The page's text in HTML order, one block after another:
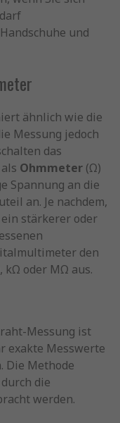
und
ähnlich wie die
Messung jedoch
das
Ohmmeter (Ω)
Spannung an die
an. Je nachdem,
stärkerer oder
den
oder MΩ aus.
Messung ist
exakte Messwerte
Die Methode
die
werden.